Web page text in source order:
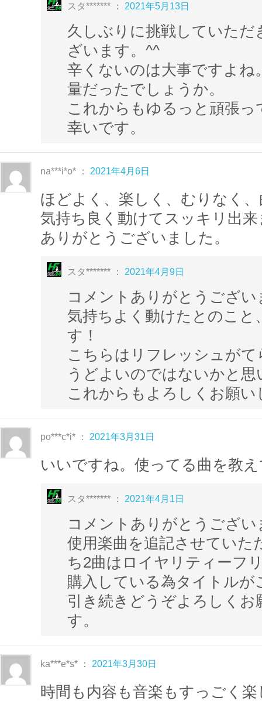
CARDIO DANCEでは音楽に合わせた振
音楽と振付の一体感は他のレッスン以上
った時は快感ですよ!!
下山真理奈ＩＲ・餌取由眞ＩＲと一緒
いきましょう✨
◆収録内容◆
１．ウォーミングアップ(曲名：first-
conrad)
２．燃焼パート①
休憩
３．燃焼パート②（曲名：
４．クールダウン
YoutubeでCARDIO DANCE-Dynamite
あの有名曲 「BTS/Dynamite」 にのっ
脂肪燃焼ダンスを踊ろう!!
https://youtu.be/Cf6_0PuICmc
スタ******* ： 2021年5月13日
久しぶりに挑戦していただ
ざいます。^^
辛くないのは大事ですよね
量だったでしょうか。
これからもゆるっと頑張
幸いです。
na***i*o* ： 2021年4月6日
ほどよく、楽しく、むりなく
気持ち良く動けてスッキリ出
ありがとうございました。
スタ******* ： 2021年4月9日
コメントありがとうござい
気持ちよく動けたとのこと
す！
こちらはリフレッシュが
うどよいのではないかと思
これからもよろしくお願い
po***c*i* ： 2021年3月31日
いいですね。使ってる曲を教
スタ******* ： 2021年4月1日
コメントありがとうござい
使用楽曲を追記させていた
ち2曲はロイヤリティーフ
購入している為タイトルが
引き続きどうぞよろしくお
す。
ka***e*s* ： 2021年3月30日
時間も内容も音楽もすっごく